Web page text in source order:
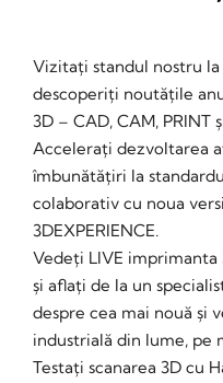
Vizitați standul nostru la
descoperiți noutățile
3D – CAD, CAM, PRINT
Accelerați dezvoltarea
îmbunătățiri la
colaborativ cu noua
3DEXPERIENCE.
Vedeți LIVE imprimanta
și aflați de la un
despre cea mai nouă și
industrială din lume, pe
Testați scanarea 3D cu